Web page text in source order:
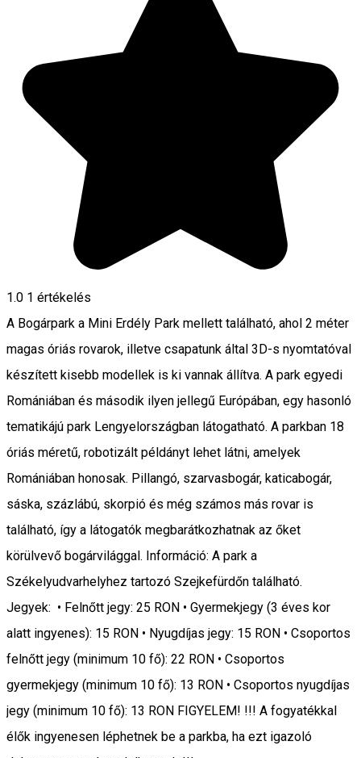
1.0 1 értékelés
A Bogárpark a Mini Erdély Park mellett található, ahol 2 méter
magas óriás rovarok, illetve csapatunk által 3D-s nyomtatóval
készített kisebb modellek is ki vannak állítva. A park egyedi
Romániában és második ilyen jellegű Európában, egy hasonló
tematikájú park Lengyelországban látogatható. A parkban 18
óriás méretű, robotizált példányt lehet látni, amelyek
Romániában honosak. Pillangó, szarvasbogár, katicabogár,
sáska, százlábú, skorpió és még számos más rovar is
található, így a látogatók megbarátkozhatnak az őket
körülvevő bogárvilággal. Információ: A park a
Székelyudvarhelyhez tartozó Szejkefürdőn található.
Jegyek: • Felnőtt jegy: 25 RON • Gyermekjegy (3 éves kor
alatt ingyenes): 15 RON • Nyugdíjas jegy: 15 RON • Csoportos
felnőtt jegy (minimum 10 fő): 22 RON • Csoportos
gyermekjegy (minimum 10 fő): 13 RON • Csoportos nyugdíjas
jegy (minimum 10 fő): 13 RON FIGYELEM! !!! A fogyatékkal
élők ingyenesen léphetnek be a parkba, ha ezt igazoló